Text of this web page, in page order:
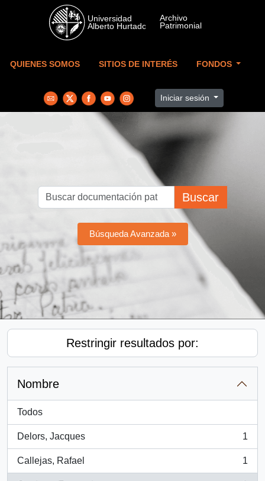
Skip to main content
QUIENES SOMOS SITIOS DE INTERÉS FONDOS
Iniciar sesión
Buscar
Búsqueda Avanzada »
Restringir resultados por:
Nombre
Todos
Delors, Jacques
, 1 resultados
1
Callejas, Rafael
, 1 resultados
1